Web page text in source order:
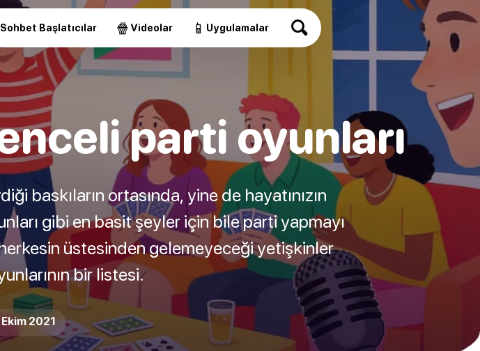
Sohbet Başlatıcılar 🍿 Videolar 📱 Uygulamalar
parti oyunları
baskıların ortasında, yine de hayatınızın
gibi en basit şeyler için bile parti yapmayı
üstesinden gelemeyeceği yetişkinler
bir listesi.
2021